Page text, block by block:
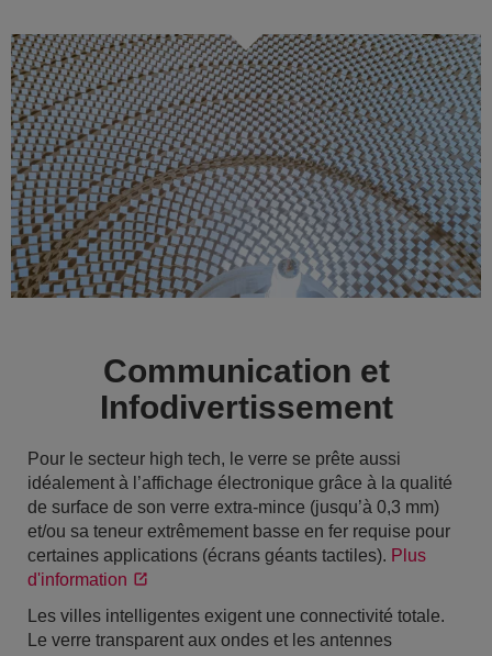
Communication et
Infodivertissement
Pour le secteur high tech, le verre se prête aussi
idéalement à l’affichage électronique grâce à la qualité
de surface de son verre extra-mince (jusqu’à 0,3 mm)
et/ou sa teneur extrêmement basse en fer requise pour
certaines applications (écrans géants tactiles). Plus
d'information
Les villes intelligentes exigent une connectivité totale.
Le verre transparent aux ondes et les antennes